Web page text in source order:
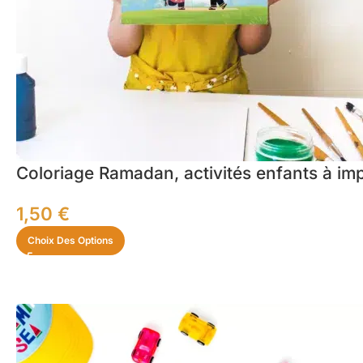
Coloriage Ramadan, activités enfants à
1,50 €
Choix Des Options